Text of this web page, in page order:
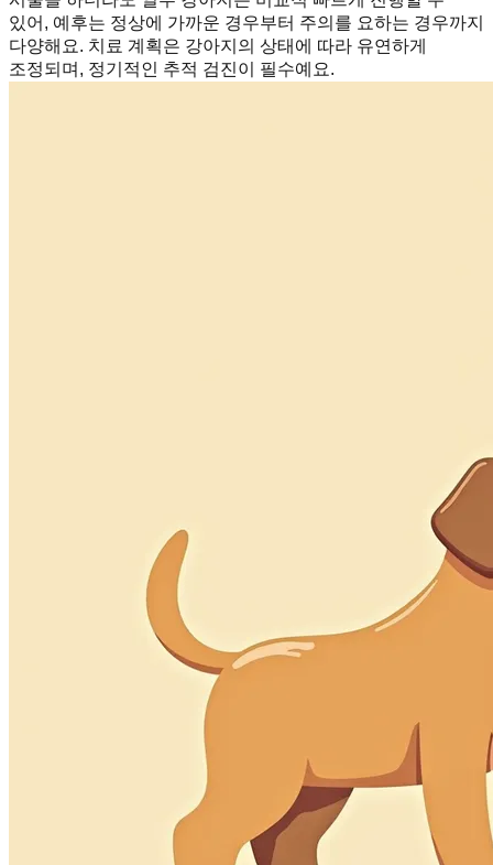
있어, 예후는 정상에 가까운 경우부터 주의를 요하는 경우까지
다양해요. 치료 계획은 강아지의 상태에 따라 유연하게
조정되며, 정기적인 추적 검진이 필수예요.